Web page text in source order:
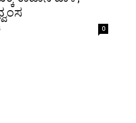
0